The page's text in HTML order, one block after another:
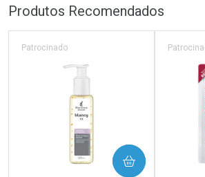
FECHAR
Laboratório
FECHAR
Por Menos Por
Produtos Recomendados
Patrocinado
COMPRAR